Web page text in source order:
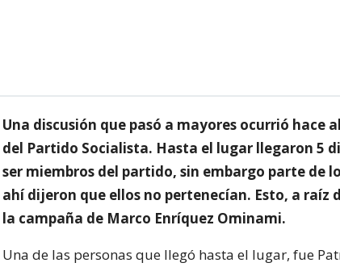
Una discusión que pasó a mayores ocurrió hace
del Partido Socialista. Hasta el lugar llegaron 5
ser miembros del partido, sin embargo parte de
ahí dijeron que ellos no pertenecían. Esto, a raíz
la campaña de Marco Enríquez Ominami.
Una de las personas que llegó hasta el lugar, fue